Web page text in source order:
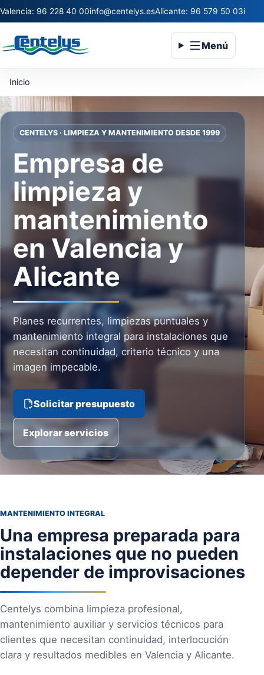
Valencia: 96 228 40 00info@centelys.esAlicante: 96 579 50 03
Menú
Inicio
CENTELYS · LIMPIEZA Y MANTENIMIENTO DESDE 1999
Empresa de
limpieza y
mantenimiento
en Valencia y
Alicante
Planes recurrentes, limpiezas puntuales y
mantenimiento integral para instalaciones que
necesitan continuidad, criterio técnico y una
imagen impecable.
Solicitar presupuesto
Explorar servicios
MANTENIMIENTO INTEGRAL
Una empresa preparada para
instalaciones que no pueden
depender de improvisaciones
Centelys combina limpieza profesional,
mantenimiento auxiliar y servicios técnicos para
clientes que necesitan continuidad, interlocución
clara y resultados medibles en Valencia y Alicante.